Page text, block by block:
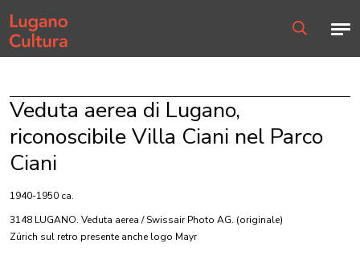
Home page
Veduta aerea di Lugano,
riconoscibile Villa Ciani nel Parco
Ciani
1940-1950 ca.
3148 LUGANO. Veduta aerea / Swissair Photo AG. (originale)
Zürich sul retro presente anche logo Mayr